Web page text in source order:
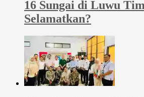
16 Sungai di Luwu
Selamatkan?